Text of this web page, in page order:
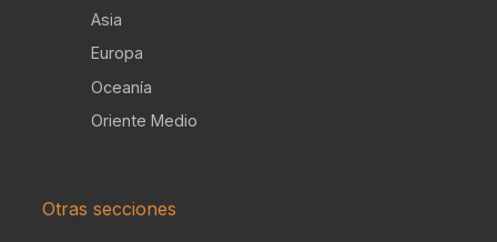
Asia
Europa
Oceanía
Oriente Medio
Otras secciones